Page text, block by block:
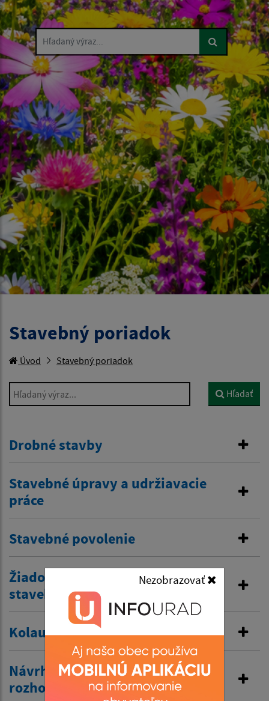
Hľadaný výraz...
Stavebný poriadok
Úvod Stavebný poriadok
Hľadaný výraz... Hľadať
Drobné stavby
Stavebné úpravy a udržiavacie
práce
Stavebné povolenie
Žiadosť o predĺženie platnosti
stavebného povolenia
Kolaudačné rozhodnutie
Návrh na vydanie územného
rozhodnutia
Nezobrazovať